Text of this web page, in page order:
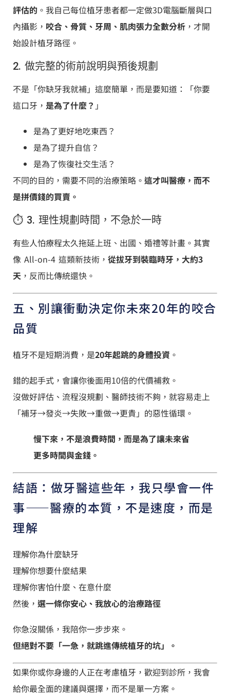
評估的 。我自己每位植牙患者都一定做3D電腦斷層與口
內攝影， 咬合、骨質、牙周、肌肉張力全數分析 ，才開
始設計植牙路徑。
2. 做完整的術前說明與預後規劃
不是「你缺牙我就補」這麼簡單，而是要知道：「你要
這口牙， 是為了什麼？ 」
是為了更好地吃東西？
是為了提升自信？
是為了恢復社交生活？
不同的目的，需要不同的治療策略。 這才叫醫療，而不
是拼價錢的買賣。
⏱️ 3. 理性規劃時間，不急於一時
有些人怕療程太久拖延上班、出國、婚禮等計畫。其實
像 All-on-4 這類新技術， 從拔牙到裝臨時牙，大約3
天 ，反而比傳統還快。
五、別讓衝動決定你未來20年的咬合
品質
植牙不是短期消費，是20年起跳的身體投資 。
錯的起手式，會讓你後面用10倍的代價補救。
沒做好評估、流程沒規劃、醫師技術不夠，就容易走上
「補牙→發炎→失敗→重做→更貴」的惡性循環。
慢下來，不是浪費時間，而是為了讓未來省
更多時間與金錢。
結語：做牙醫這些年，我只學會一件
事——醫療的本質，不是速度，而是
理解
理解你為什麼缺牙
理解你想要什麼結果
理解你害怕什麼、在意什麼
然後， 選一條你安心、我放心的治療路徑
你急沒關係，我陪你一步步來。
但絕對不要「一急，就跳進傳統植牙的坑」。
如果你或你身邊的人正在考慮植牙，歡迎到診所，我會
給你最全面的建議與選擇，而不是單一方案。